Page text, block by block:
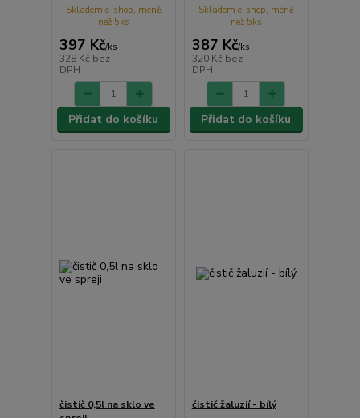
397 Kč/ks
328 Kč bez
DPH
Skladem e-shop, méně
než 5ks
Přidat do košíku
387 Kč/ks
320 Kč bez
DPH
Skladem e-shop, méně
než 5ks
Přidat do košíku
čistič 0,5l na sklo ve
čistič žaluzií - bílý